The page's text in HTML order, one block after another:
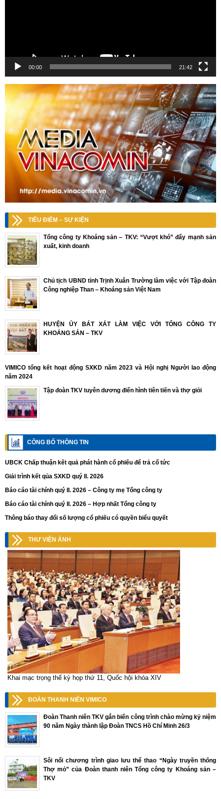
00:00 21:42
TIÊU ĐIỂM – SỰ KIỆN
Tổng công ty Khoáng sản – TKV: “Vượt khó” đẩy mạnh sản
xuất, kinh doanh
Chủ tịch UBND tỉnh Trịnh Xuân Trường làm việc với Tập đoàn
Công nghiệp Than – Khoáng sản Việt Nam
HUYỆN ỦY BÁT XÁT LÀM VIỆC VỚI TỔNG CÔNG TY
KHOÁNG SẢN – TKV
VIMICO tổng kết hoạt động SXKD năm 2023 và Hội nghị Người lao động
năm 2024
Tập đoàn TKV tuyên dương điển hình tiên tiến và thợ giỏi
CÔNG BỐ THÔNG TIN
UBCK Chấp thuận kết quả phát hành cổ phiếu để trả cổ tức
Giải trình kết qủa SXKD quý II. 2026
Báo cáo tài chính quý II. 2026 – Công ty mẹ Tổng công ty
Báo cáo tài chính quý II. 2026 – Hợp nhất Tổng công ty
Thông báo thay đổi số lượng cổ phiếu có quyền biểu quyết
THƯ VIỆN ẢNH
Khai mạc trọng thể kỳ họp thứ 11, Quốc hội khóa XIV
ĐOÀN THANH NIÊN VIMICO
Đoàn Thanh niên TKV gắn biển công trình chào mừng kỷ niệm
90 năm Ngày thành lập Đoàn TNCS Hồ Chí Minh 26/3
Sôi nổi chương trình giao lưu thể thao “Ngày truyền thống
Thợ mỏ” của Đoàn thanh niên Tổng công ty Khoáng sản –
TKV